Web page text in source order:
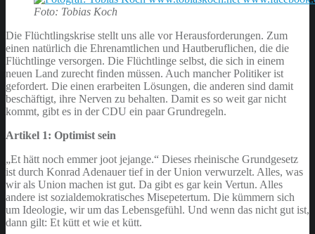
Foto: Tobias Koch
Die Flüchtlingskrise stellt uns alle vor Herausforderungen. Zum
einen natürlich die Ehrenamtlichen und Hautberuflichen, die die
Flüchtlinge versorgen. Die Flüchtlinge selbst, die sich in einem
neuen Land zurecht finden müssen. Auch mancher Politiker ist
gefordert. Die einen erarbeiten Lösungen, die anderen sind damit
beschäftigt, ihre Nerven zu behalten. Damit es so weit gar nicht
kommt, gibt es in der CDU ein paar Grundregeln.
Artikel 1: Optimist sein
„Et hätt noch emmer joot jejange.“ Dieses rheinische Grundgesetz
ist durch Konrad Adenauer tief in der Union verwurzelt. Alles, was
wir als Union machen ist gut. Da gibt es gar kein Vertun. Alles
andere ist sozialdemokratisches Misepetertum. Die kümmern sich
um Ideologie, wir um das Lebensgefühl. Und wenn das nicht gut ist,
dann gilt: Et kütt et wie et kütt.